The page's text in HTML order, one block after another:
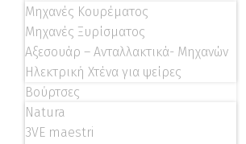
Μηχανές Κουρέματος
Μηχανές Ξυρίσματος
Αξεσουάρ – Ανταλλακτικά- Μηχανών
Ηλεκτρική Χτένα για ψείρες
Βούρτσες
Natura
3VE maestri